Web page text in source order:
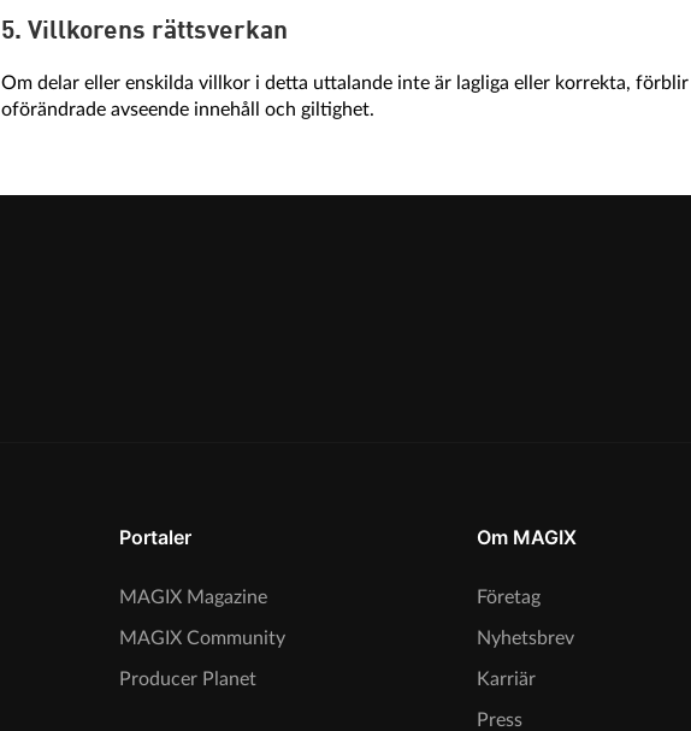
5. Villkorens rättsverkan
Om delar eller enskilda villkor i detta uttalande inte är lagliga eller korrekta,
oförändrade avseende innehåll och giltighet.
Portaler
MAGIX Magazine
MAGIX Community
Producer Planet
Om MAGIX
Företag
Nyhetsbrev
Karriär
Press